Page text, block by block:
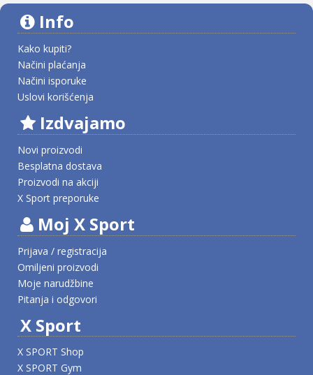
Info
Kako kupiti?
Načini plaćanja
Načini isporuke
Uslovi korišćenja
Izdvajamo
Novi proizvodi
Besplatna dostava
Proizvodi na akciji
X Sport preporuke
Moj X Sport
Prijava / registracija
Omiljeni proizvodi
Moje narudžbine
Pitanja i odgovori
X Sport
X SPORT Shop
X SPORT Gym